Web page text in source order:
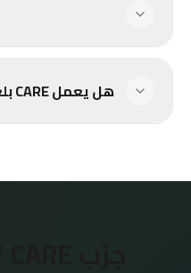
هل يعمل CARE بلغات غير العربية والإنجليزية؟